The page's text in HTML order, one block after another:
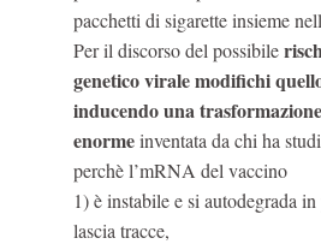
pacchetti di sigarette insieme
Per il discorso del possibile
genetico virale modifichi
inducendo una
enormeinventata da chi ha
perchè l’mRNA del vaccino
1) è instabile e si autodegrada
lascia tracce,